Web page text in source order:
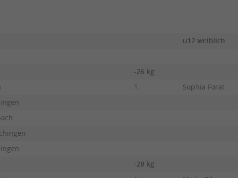
u12 weiblich
-26 kg
1. Sophia Forat
-28 kg